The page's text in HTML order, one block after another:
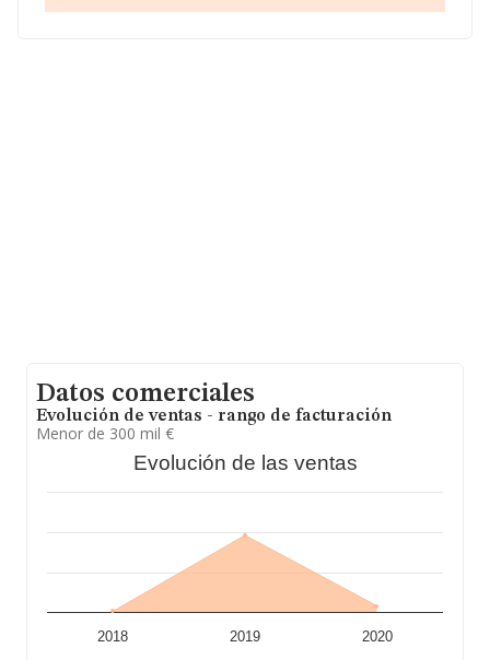
En relación con el sector y disponiendo de los datos de
Datos comerciales
Evolución de ventas - rango de facturación
Menor de 300 mil €
Evolución de las ventas
2018 2019 2020